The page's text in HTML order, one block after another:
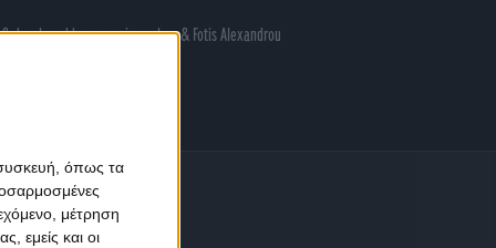
όπως τα
μέτρηση
εμείς και οι
developed byporcupine colors& Fotis Alexandrou